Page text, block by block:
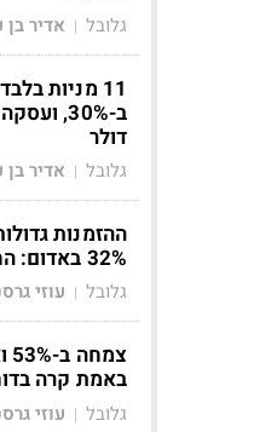
גלובל | אדיר בן
דולר
גלובל | אדיר בן
ההזמנות
32% באדום: החידה של קרטוס
גלובל | עוזי
באמת קרה
גלובל | עוזי